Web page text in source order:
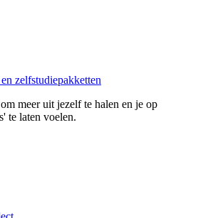
zelfstudiepakketten
meer uit jezelf te halen en je op
te laten voelen.